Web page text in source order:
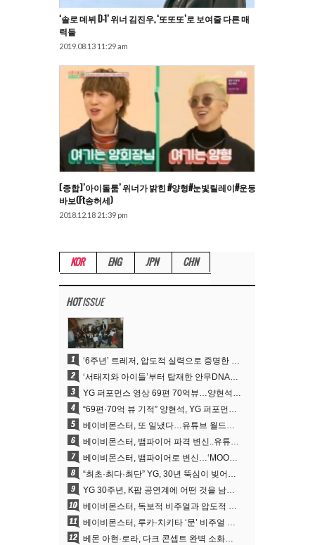
‘솔로 데뷔 D-1’ 위너 김진우, ‘또또또’로 보여줄 다른 매
력들
2019.08.13 11:29 am
[종합]’아이돌룸’ 위너가 밝힌 #양형#눈빛릴레이#운동
바보(ft송허세)
2018.12.18 21:39 pm
KOR ENG JPN CHN
HOTISSUE
1 ‘6주년’ 트레저, 압도적 실력으로 증명한 ‘YG의 보물’ 진가
2 ‘서태지와 아이들’부터 탑재한 안무DNA…양현석, YG 퍼포먼스 비디오 70억 뷰 신화의 시작
3 YG 퍼포먼스 영상 69편 70억뷰…양현석 제작 철학 통했다
4 “69편·70억 뷰 기적” 양현석, YG 퍼포먼스 비디오 100% 직접 만든 이유
5 베이비몬스터, 또 일냈다…유튜브 월드와이드 1위
6 베이비몬스터, 뱀파이어 파격 변신..유튜브 트렌딩 1위 직행
7 베이비몬스터, 뱀파이어로 변신…‘MOON’으로 찍은 3개월 프로젝트
8 “최초·최다·최단” YG, 30년 뚝심이 빚어낸 K팝 투어의 새 지평
9 YG 30주년, K팝 공연계에 어떤 것을 남겼나
10 베이비몬스터, 독보적 비주얼과 압도적 소화력..’MOON’
11 베이비몬스터, 루카·치키타 ‘문’ 비주얼 공개…절제된 카리스마·유니크 비주얼
12 베몬 아현·로라, 다크 콘셉트 완벽 소화…’문’ 비주얼 포토 공개